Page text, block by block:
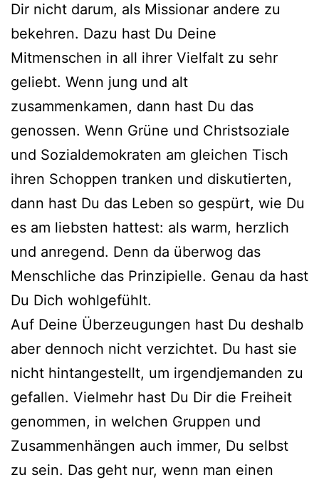
Dir nicht darum, als Missionar andere zu
bekehren. Dazu hast Du Deine
Mitmenschen in all ihrer Vielfalt zu sehr
geliebt. Wenn jung und alt
zusammenkamen, dann hast Du das
genossen. Wenn Grüne und Christsoziale
und Sozialdemokraten am gleichen Tisch
ihren Schoppen tranken und diskutierten,
dann hast Du das Leben so gespürt, wie Du
es am liebsten hattest: als warm, herzlich
und anregend. Denn da überwog das
Menschliche das Prinzipielle. Genau da hast
Du Dich wohlgefühlt.
Auf Deine Überzeugungen hast Du deshalb
aber dennoch nicht verzichtet. Du hast sie
nicht hintangestellt, um irgendjemanden zu
gefallen. Vielmehr hast Du Dir die Freiheit
genommen, in welchen Gruppen und
Zusammenhängen auch immer, Du selbst
zu sein. Das geht nur, wenn man einen